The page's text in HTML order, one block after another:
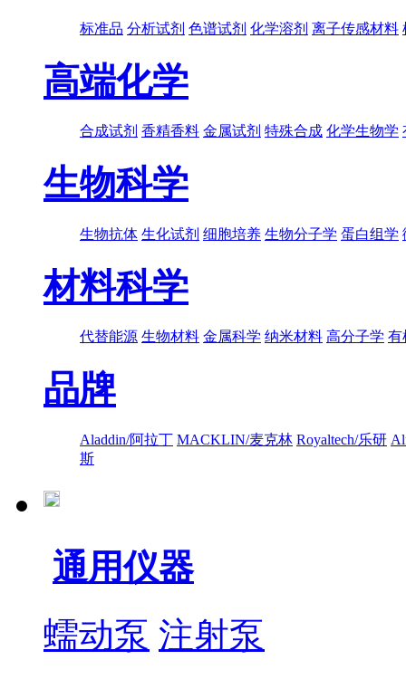
标准品 分析试剂 色谱试剂 化学溶剂 离子传感材料
高端化学
合成试剂 香精香料 金属试剂 特殊合成 化学生物学
生物科学
生物抗体 生化试剂 细胞培养 生物分子学 蛋白组学
材料科学
代替能源 生物材料 金属科学 纳米材料 高分子学 有
品牌
Aladdin/阿拉丁 MACKLIN/麦克林 Royaltech/乐研
斯
通用仪器
蠕动泵 注射泵